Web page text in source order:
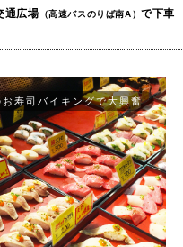
通広場 （高速バスのりば南A）で下車
寿司バイキングで大興奮